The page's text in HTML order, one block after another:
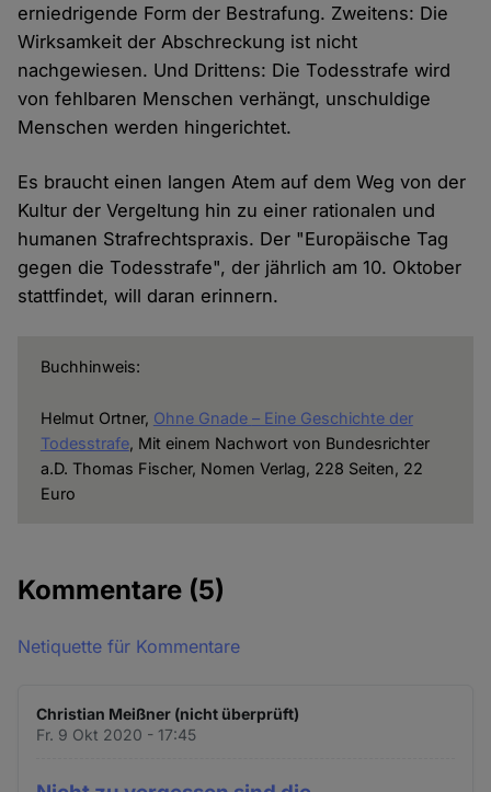
erniedrigende Form der Bestrafung. Zweitens: Die
Wirksamkeit der Abschreckung ist nicht
nachgewiesen. Und Drittens: Die Todesstrafe wird
von fehlbaren Menschen verhängt, unschuldige
Menschen werden hingerichtet.
Es braucht einen langen Atem auf dem Weg von der
Kultur der Vergeltung hin zu einer rationalen und
humanen Strafrechtspraxis. Der "Europäische Tag
gegen die Todesstrafe", der jährlich am 10. Oktober
stattfindet, will daran erinnern.
Buchhinweis:
Helmut Ortner, Ohne Gnade – Eine Geschichte der
Todesstrafe, Mit einem Nachwort von Bundesrichter
a.D. Thomas Fischer, Nomen Verlag, 228 Seiten, 22
Euro
Kommentare (5)
Netiquette für Kommentare
Christian Meißner (nicht überprüft)
Fr. 9 Okt 2020 - 17:45